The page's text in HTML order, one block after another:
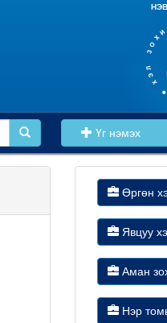
Үг нэмэх
Өргөн
Явцуу
Аман
Нэр